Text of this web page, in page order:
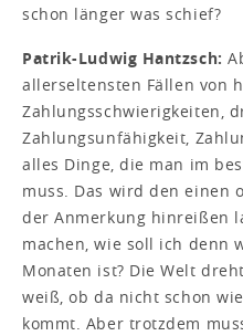
schon länger was schief?
Patrik-Ludwig Hantzsch:
allerseltensten Fällen von
Zahlungsschwierigkeiten,
Zahlungsunfähigkeit,
alles Dinge, die man im
muss. Das wird den einen
der Anmerkung hinreißen
machen, wie soll ich denn
Monaten ist? Die Welt
weiß, ob da nicht schon
kommt. Aber trotzdem